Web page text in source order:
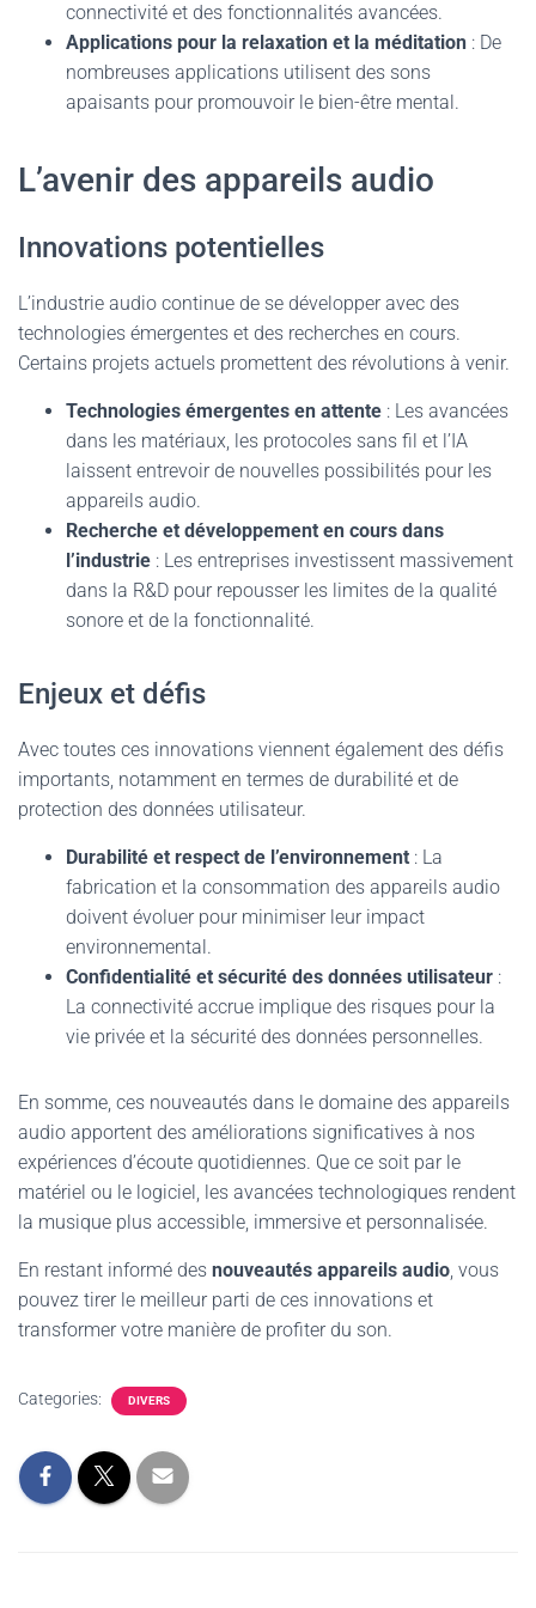
connectivité et des fonctionnalités avancées.
Applications pour la relaxation et la méditation : De
nombreuses applications utilisent des sons
apaisants pour promouvoir le bien-être mental.
L’avenir des appareils audio
Innovations potentielles
L’industrie audio continue de se développer avec des
technologies émergentes et des recherches en cours.
Certains projets actuels promettent des révolutions à venir.
Technologies émergentes en attente : Les avancées
dans les matériaux, les protocoles sans fil et l’IA
laissent entrevoir de nouvelles possibilités pour les
appareils audio.
Recherche et développement en cours dans
l’industrie : Les entreprises investissent massivement
dans la R&D pour repousser les limites de la qualité
sonore et de la fonctionnalité.
Enjeux et défis
Avec toutes ces innovations viennent également des défis
importants, notamment en termes de durabilité et de
protection des données utilisateur.
Durabilité et respect de l’environnement : La
fabrication et la consommation des appareils audio
doivent évoluer pour minimiser leur impact
environnemental.
Confidentialité et sécurité des données utilisateur :
La connectivité accrue implique des risques pour la
vie privée et la sécurité des données personnelles.
En somme, ces nouveautés dans le domaine des appareils
audio apportent des améliorations significatives à nos
expériences d’écoute quotidiennes. Que ce soit par le
matériel ou le logiciel, les avancées technologiques rendent
la musique plus accessible, immersive et personnalisée.
En restant informé des nouveautés appareils audio, vous
pouvez tirer le meilleur parti de ces innovations et
transformer votre manière de profiter du son.
Categories: DIVERS